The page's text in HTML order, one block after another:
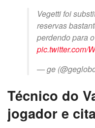
Vegetti foi
reservas
perdendo para
pic.twitter.com/
— ge
Técnico do
jogador e